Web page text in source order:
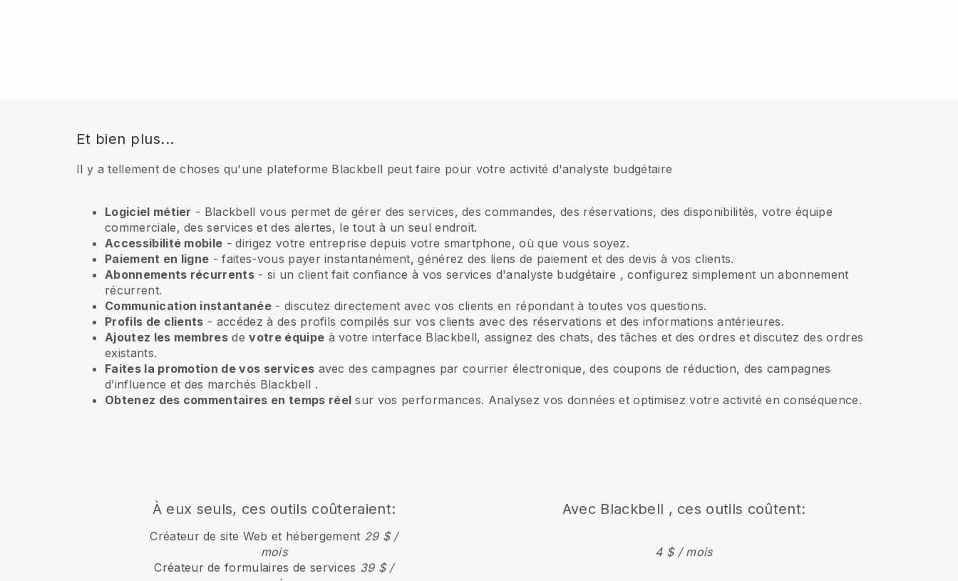
Et bien plus...
Il y a tellement de choses qu'une plateforme Blackbell peut faire pour votre activité d'analyste budgétaire
Logiciel métier - Blackbell vous permet de gérer des services, des commandes, des réservations, des disponibilités, votre équipe
commerciale, des services et des alertes, le tout à un seul endroit.
Accessibilité mobile - dirigez votre entreprise depuis votre smartphone, où que vous soyez.
Paiement en ligne - faites-vous payer instantanément, générez des liens de paiement et des devis à vos clients.
Abonnements récurrents -si un client fait confiance à vos services d'analyste budgétaire , configurez simplement un abonnement
récurrent.
Communication instantanée - discutez directement avec vos clients en répondant à toutes vos questions.
Profils de clients - accédez à des profils compilés sur vos clients avec des réservations et des informations antérieures.
Ajoutez les membres devotre équipe à votre interface Blackbell, assignez des chats, des tâches et des ordres et discutez des ordres
existants.
Faites la promotion de vos services avec des campagnes par courrier électronique, des coupons de réduction, des campagnes
d’influence et des marchés Blackbell .
Obtenez des commentaires en temps réel sur vos performances. Analysez vos données et optimisez votre activité en conséquence.
À eux seuls, ces outils coûteraient:
Créateur de site Web et hébergement 29 $ /
mois
Créateur de formulaires de services 39 $ /
Avec Blackbell , ces outils coûtent:
4 $ / mois